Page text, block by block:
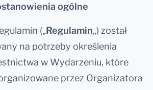
ogólne
(„Regulamin„) został
na potrzeby określenia
w Wydarzeniu, które
przez Organizatora